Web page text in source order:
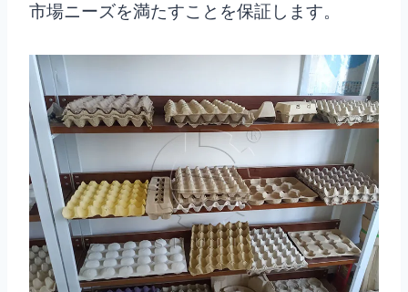
市場ニーズを満たすことを保証します。